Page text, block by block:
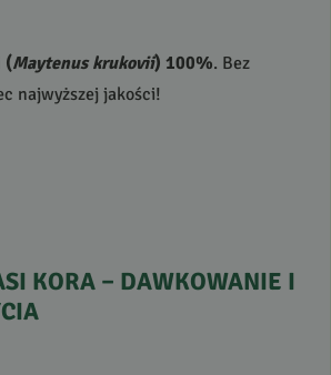
(Maytenus krukovii) 100%. Bez
najwyższej jakości!
KORA – DAWKOWANIE I